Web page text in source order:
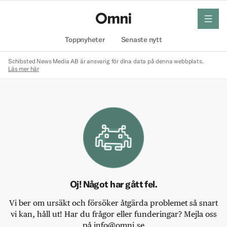
Toppnyheter Senaste nytt
meny
Schibsted News Media AB är ansvarig för dina data på denna webbplats.
Läs mer här
Oj! Något har gått fel.
Vi ber om ursäkt och försöker åtgärda problemet så snart
vi kan, håll ut! Har du frågor eller funderingar? Mejla oss